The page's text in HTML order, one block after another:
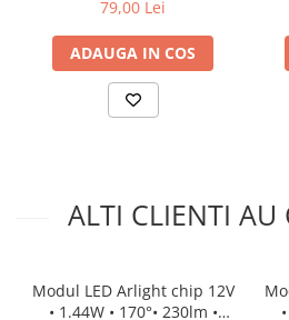
conexiune fiabilă a modulului -
Clasa de etanșeitate IP68 - modul
la deteriorări mecanice
APLICARE MODULE LED
iluminat publicitar
iluminat banner
INSTALARE MODUL LED
Lipiți modulul pe o podea curată,
lipici de montaj
79,00 Lei
ADAUGA IN COS
ALTI CLIENTI AU
Modul LED Arlight chip 12V
• 1.44W • 170°• 230lm •